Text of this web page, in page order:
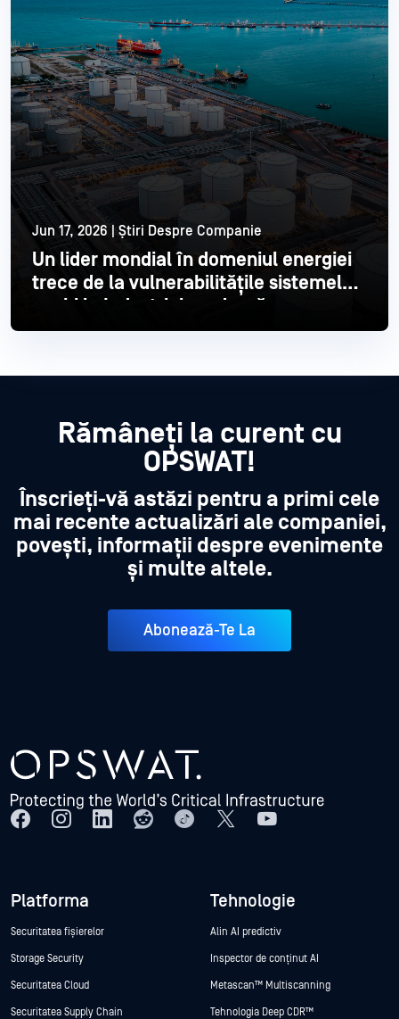
Jun 17, 2026 | Știri Despre Companie
Un lider mondial în domeniul energiei
trece de la vulnerabilitățile sistemelor
vechi la Industrial modernă
Citește mai mult
Rămâneți la curent cu
OPSWAT!
Înscrieți-vă astăzi pentru a primi cele
mai recente actualizări ale companiei,
povești, informații despre evenimente
și multe altele.
Abonează-Te La
Platforma
Securitatea fișierelor
Storage Security
Securitatea Cloud
Securitatea Supply Chain
Tehnologie
Alin AI predictiv
Inspector de conținut AI
Metascan™ Multiscanning
Tehnologia Deep CDR™